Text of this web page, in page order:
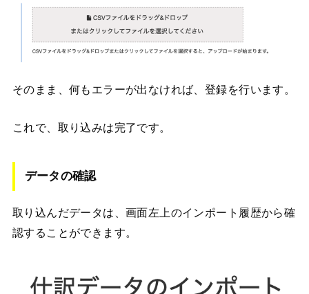
そのまま、何もエラーが出なければ、登録を行います。
これで、取り込みは完了です。
データの確認
取り込んだデータは、画面左上のインポート履歴から確
認することができます。